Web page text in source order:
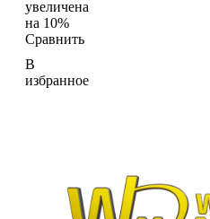
увеличена
на 10%
Сравнить
В
избранное